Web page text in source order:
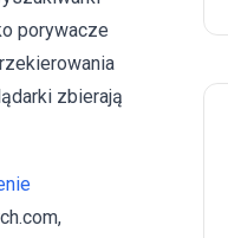
porywacze
zbierają